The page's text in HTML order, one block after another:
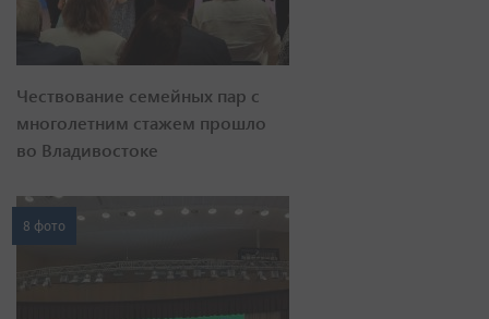
Чествование семейных пар с
многолетним стажем прошло
во Владивостоке
8 фото